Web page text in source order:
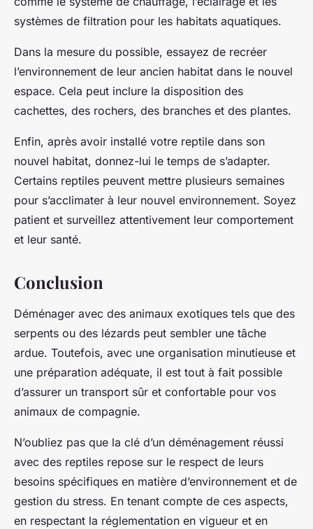
systèmes de filtration pour les habitats aquatiques.
Dans la mesure du possible, essayez de recréer
l’environnement de leur ancien habitat dans le nouvel
espace. Cela peut inclure la disposition des
cachettes, des rochers, des branches et des plantes.
Enfin, après avoir installé votre reptile dans son
nouvel habitat, donnez-lui le temps de s’adapter.
Certains reptiles peuvent mettre plusieurs semaines
pour s’acclimater à leur nouvel environnement. Soyez
patient et surveillez attentivement leur comportement
et leur santé.
Conclusion
Déménager avec des animaux exotiques tels que des
serpents ou des lézards peut sembler une tâche
ardue. Toutefois, avec une organisation minutieuse et
une préparation adéquate, il est tout à fait possible
d’assurer un transport sûr et confortable pour vos
animaux de compagnie.
N’oubliez pas que la clé d’un déménagement réussi
avec des reptiles repose sur le respect de leurs
besoins spécifiques en matière d’environnement et de
gestion du stress. En tenant compte de ces aspects,
en respectant la réglementation en vigueur et en